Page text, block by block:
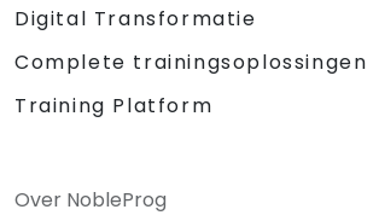
Digital Transformatie
Complete trainingsoplossingen
Training Platform
Over NobleProg